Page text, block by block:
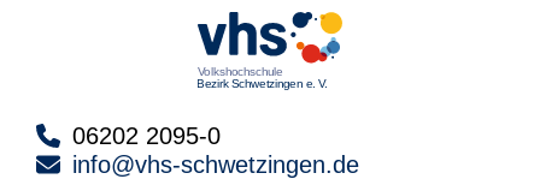
06202 2095-0
info@vhs-schwetzingen.de